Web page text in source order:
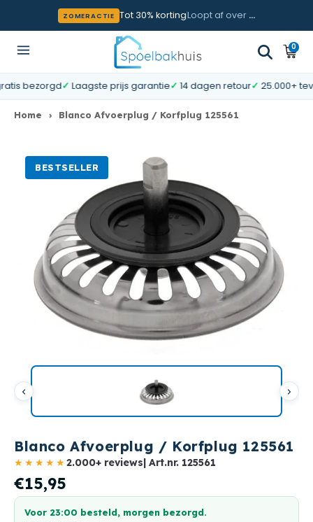
Meteen naar de content
ZOMERACTIE Tot 30% kortingLoopt af over …
00
bezorgd✓Laagste prijs garantie✓14 dagen retour✓25.000+
Home › Blanco Afvoerplug / Korfplug 125561
BESTSELLER
Blanco Afvoerplug / Korfplug 125561
★★★★★2.000+ reviews | Art.nr. 125561
€15,95
Voor 23:00 besteld, morgen bezorgd.